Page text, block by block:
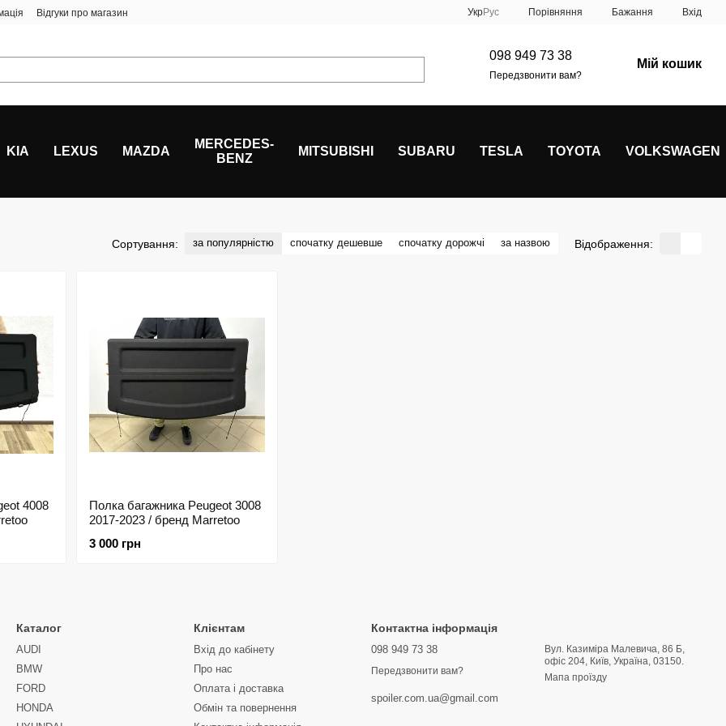
Відгуки про магазин УкрРус Порівняння Бажання Вхід
098 949 73 38
Передзвонити вам?
Мій кошик
KIA LEXUS MAZDA
MERCEDES-
BENZ
MITSUBISHI SUBARU TESLA TOYOTA VOLKSWAGEN
Сортування: за популярністю спочатку дешевше спочатку дорожчі за назвою Відображення:
4008
Полка багажника Peugeot 3008
2017-2023 / бренд Marretoo
3 000 грн
Каталог
AUDI
BMW
FORD
HONDA
Клієнтам
Вхід до кабінету
Про нас
Оплата і доставка
Обмін та повернення
Контактна інформація
098 949 73 38
Передзвонити вам?
spoiler.com.ua@gmail.com
Вул. Казиміра Малевича, 86 Б,
офіс 204, Київ, Україна, 03150.
Мапа проїзду